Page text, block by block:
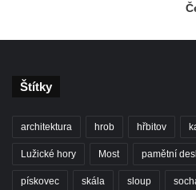
Štítky
architektura hrob hřbitov
Lužické hory Most pamětní
pískovec skála sloup